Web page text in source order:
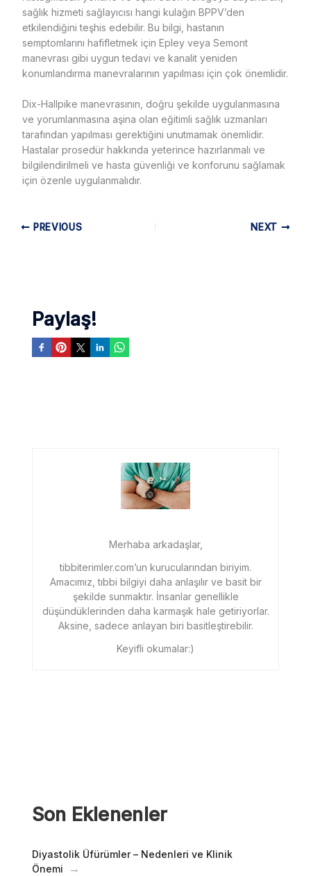
sağlık hizmeti sağlayıcısı hangi kulağın BPPV’den
etkilendiğini teşhis edebilir. Bu bilgi, hastanın
semptomlarını hafifletmek için Epley veya Semont
manevrası gibi uygun tedavi ve kanalit yeniden
konumlandırma manevralarının yapılması için çok önemlidir.
Dix-Hallpike manevrasının, doğru şekilde uygulanmasına
ve yorumlanmasına aşina olan eğitimli sağlık uzmanları
tarafından yapılması gerektiğini unutmamak önemlidir.
Hastalar prosedür hakkında yeterince hazırlanmalı ve
bilgilendirilmeli ve hasta güvenliği ve konforunu sağlamak
için özenle uygulanmalıdır.
PREVIOUS NEXT
Paylaş!
Merhaba arkadaşlar,
tibbiterimler.com’un kurucularından biriyim.
Amacımız, tıbbi bilgiyi daha anlaşılır ve basit bir
şekilde sunmaktır. İnsanlar genellikle
düşündüklerinden daha karmaşık hale getiriyorlar.
Aksine, sadece anlayan biri basitleştirebilir.
Keyifli okumalar:)
Son Eklenenler
Diyastolik Üfürümler – Nedenleri ve Klinik
Önemi